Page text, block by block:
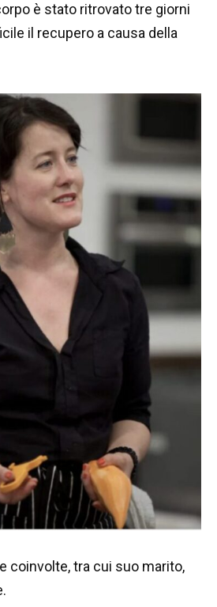
è stato ritrovato tre giorni
il recupero a causa della
coinvolte, tra cui suo marito,